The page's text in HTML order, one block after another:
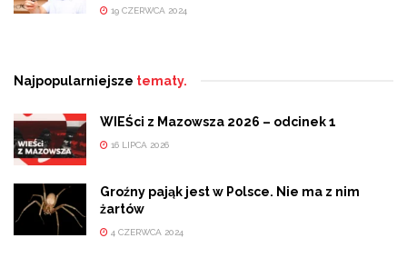
19 CZERWCA 2024
Najpopularniejsze tematy.
WIEŚci z Mazowsza 2026 – odcinek 1
16 LIPCA 2026
Groźny pająk jest w Polsce. Nie ma z nim
żartów
4 CZERWCA 2024